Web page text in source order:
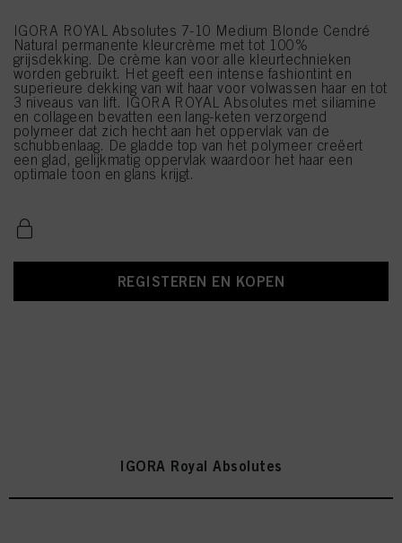
IGORA ROYAL Absolutes 7-10 Medium Blonde Cendré
Natural permanente kleurcrème met tot 100%
grijsdekking. De crème kan voor alle kleurtechnieken
worden gebruikt. Het geeft een intense fashiontint en
superieure dekking van wit haar voor volwassen haar en tot
3 niveaus van lift. IGORA ROYAL Absolutes met siliamine
en collageen bevatten een lang-keten verzorgend
polymeer dat zich hecht aan het oppervlak van de
schubbenlaag. De gladde top van het polymeer creëert
een glad, gelijkmatig oppervlak waardoor het haar een
optimale toon en glans krijgt.
REGISTEREN EN KOPEN
IGORA Royal Absolutes